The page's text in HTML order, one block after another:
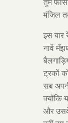
मंजिल
इस
नावें
ट्रकों
सब
क्योंकि
और